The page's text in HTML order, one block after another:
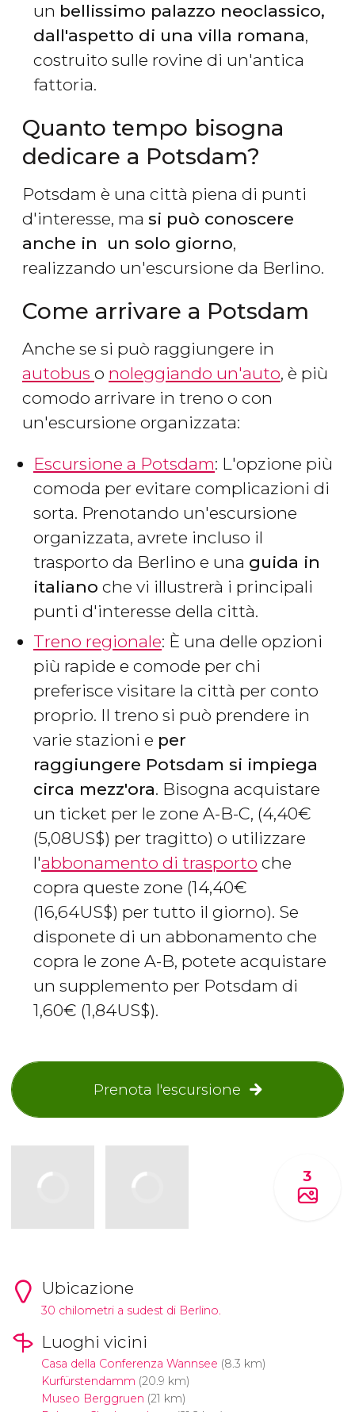
un bellissimo palazzo neoclassico,
dall'aspetto di una villa romana,
costruito sulle rovine di un'antica
fattoria.
Quanto tempo bisogna
dedicare a Potsdam?
Potsdam è una città piena di punti
d'interesse, ma si può conoscere
anche in un solo giorno,
realizzando un'escursione da Berlino.
Come arrivare a Potsdam
Anche se si può raggiungere in
autobus o noleggiando un'auto, è più
comodo arrivare in treno o con
un'escursione organizzata:
Escursione a Potsdam: L'opzione più
comoda per evitare complicazioni di
sorta. Prenotando un'escursione
organizzata, avrete incluso il
trasporto da Berlino e una guida in
italiano che vi illustrerà i principali
punti d'interesse della città.
Treno regionale: È una delle opzioni
più rapide e comode per chi
preferisce visitare la città per conto
proprio. Il treno si può prendere in
varie stazioni e per
raggiungere Potsdam si impiega
circa mezz'ora. Bisogna acquistare
un ticket per le zone A-B-C, (4,40€
(5,08US$) per tragitto) o utilizzare
l'abbonamento di trasporto che
copra queste zone (14,40€
(16,64US$) per tutto il giorno). Se
disponete di un abbonamento che
copra le zone A-B, potete acquistare
un supplemento per Potsdam di
1,60€ (1,84US$).
Prenota l'escursione
3
Ubicazione
30 chilometri a sudest di Berlino.
Luoghi vicini
Casa della Conferenza Wannsee (8.3 km)
Kurfürstendamm (20.9 km)
Museo Berggruen (21 km)